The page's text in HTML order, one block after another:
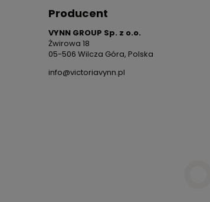
Producent
VYNN GROUP Sp. z o.o.
Żwirowa 18
05-506 Wilcza Góra, Polska
info@victoriavynn.pl